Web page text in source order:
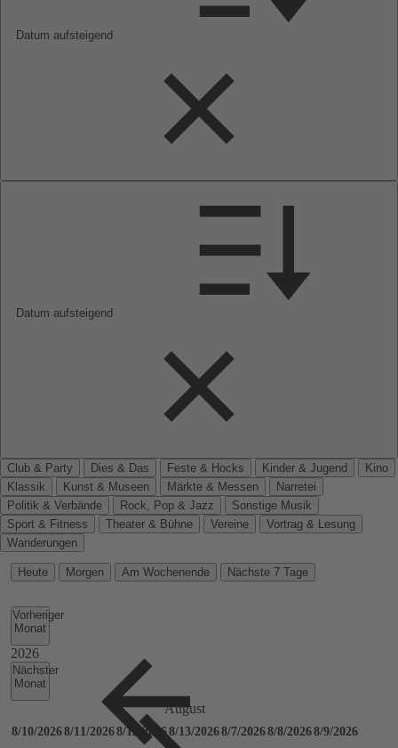
Datum aufsteigend
Datum aufsteigend
Club & Party Dies & Das Feste & Hocks Kinder & Jugend
Kino
Klassik
Kunst & Museen Märkte & Messen
Narretei
Politik & Verbände
Rock, Pop & Jazz
Sonstige Musik
Sport & Fitness
Theater & Bühne Vereine
Vortrag & Lesung
Wanderungen
Heute Morgen Am Wochenende Nächste 7 Tage
Vorheriger
Monat
Nächster
Monat